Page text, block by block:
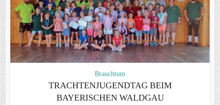
Brauchtum
TRACHTENJUGENDTAG BEIM
BAYERISCHEN WALDGAU